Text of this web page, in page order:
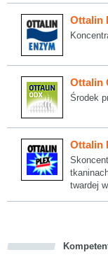
Ottalin
Ottalin
Środek
Ottalin
twardej